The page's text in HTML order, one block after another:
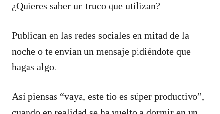
¿Quieres saber un truco que utilizan?
Publican en las redes sociales en mitad de la
noche o te envían un mensaje pidiéndote que
hagas algo.
Así piensas “vaya, este tío es súper productivo”,